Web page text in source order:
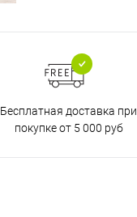
Бесплатная доставка при
покупке от 5 000 руб